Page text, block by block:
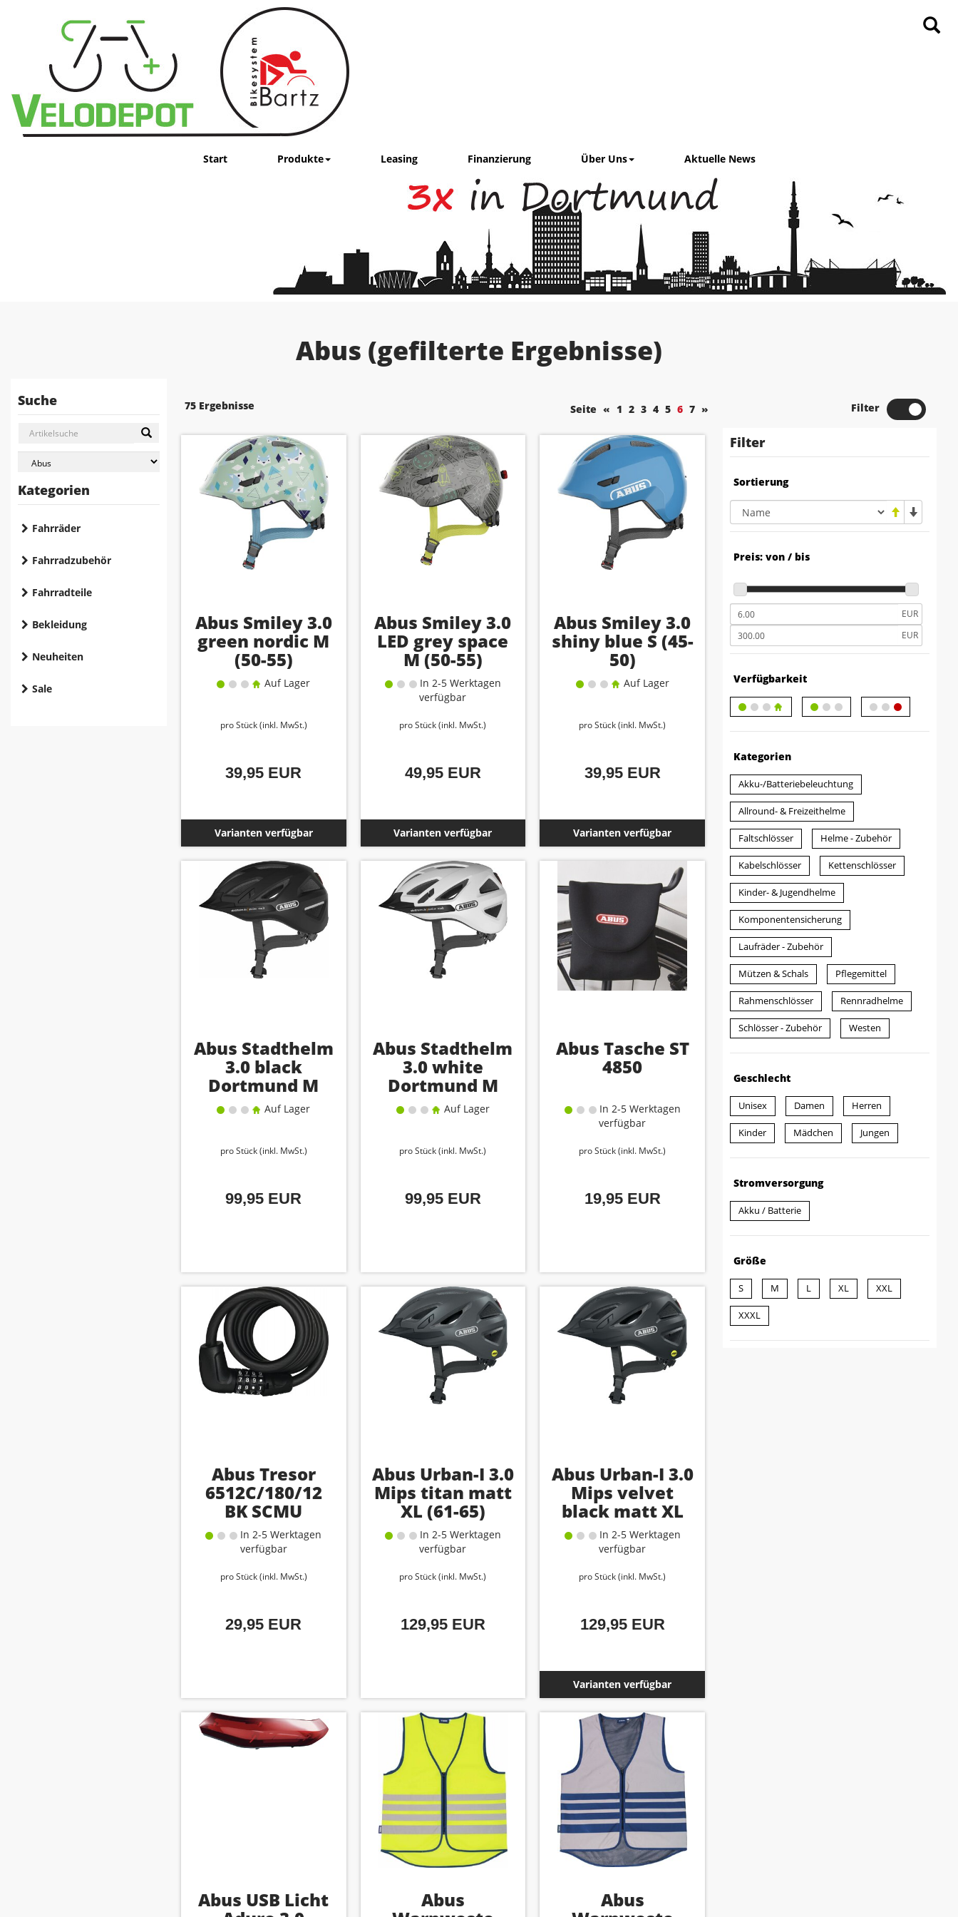
Start Produkte Leasing Finanzierung Über Uns Aktuelle News
Abus (gefilterte Ergebnisse)
Suche
Kategorien
Fahrräder
Fahrradzubehör
Fahrradteile
Bekleidung
Neuheiten
Sale
Seite « 1 2 3 4 5 6 7 »
75 Ergebnisse Filter
Abus Smiley 3.0
green nordic M
(50-55)
Auf Lager
pro Stück (inkl. MwSt.)
39,95 EUR
Varianten verfügbar
Abus Smiley 3.0
LED grey space
M (50-55)
In 2-5 Werktagen
verfügbar
pro Stück (inkl. MwSt.)
49,95 EUR
Varianten verfügbar
Abus Smiley 3.0
shiny blue S (45-
50)
Auf Lager
pro Stück (inkl. MwSt.)
39,95 EUR
Varianten verfügbar
Abus Stadthelm
3.0 black
Dortmund M
(52-58)
Auf Lager
pro Stück (inkl. MwSt.)
99,95 EUR
Abus Stadthelm
3.0 white
Dortmund M
(52-58)
Auf Lager
pro Stück (inkl. MwSt.)
99,95 EUR
Abus Tasche ST
4850
In 2-5 Werktagen
verfügbar
pro Stück (inkl. MwSt.)
19,95 EUR
Abus Tresor
6512C/180/12
BK SCMU
In 2-5 Werktagen
verfügbar
pro Stück (inkl. MwSt.)
29,95 EUR
Abus Urban-I 3.0
Mips titan matt
XL (61-65)
In 2-5 Werktagen
verfügbar
pro Stück (inkl. MwSt.)
129,95 EUR
Abus Urban-I 3.0
Mips velvet
black matt XL
(61-65)
In 2-5 Werktagen
verfügbar
pro Stück (inkl. MwSt.)
129,95 EUR
Varianten verfügbar
Abus USB Licht Abus Abus
Filter
Sortierung
Preis: von / bis
EUR
EUR
Verfügbarkeit
Kategorien
Akku-/Batteriebeleuchtung
Allround- & Freizeithelme
Faltschlösser Helme - Zubehör
Kabelschlösser Kettenschlösser
Kinder- & Jugendhelme
Komponentensicherung
Laufräder - Zubehör
Mützen & Schals Pflegemittel
Rahmenschlösser Rennradhelme
Schlösser - Zubehör Westen
Geschlecht
Unisex Damen Herren
Kinder Mädchen Jungen
Stromversorgung
Akku / Batterie
Größe
S M L XL XXL
XXXL